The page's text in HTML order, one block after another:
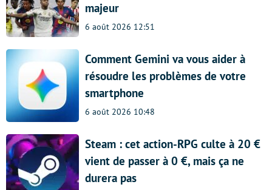
majeur
6 août 2026 12:51
Comment Gemini va vous aider à
résoudre les problèmes de votre
smartphone
6 août 2026 10:48
Steam : cet action-RPG culte à 20 €
vient de passer à 0 €, mais ça ne
durera pas